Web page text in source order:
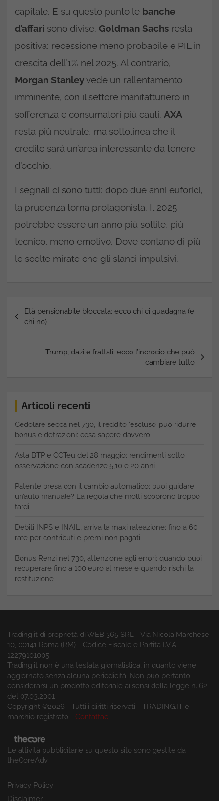
capitale. E su questo punto le banche
d’affari sono divise. Goldman Sachs resta
positiva: recessione meno probabile e PIL in
crescita dell’1% nel 2025. Al contrario,
Morgan Stanleyvede un rallentamento
imminente, con il settore manifatturiero in
sofferenza e consumatori più cauti. AXA
resta più neutrale, ma sottolinea che il
credito sarà un’area interessante da tenere
d’occhio.
I segnali ci sono tutti: dopo due anni euforici,
la prudenza torna protagonista. Il 2025
potrebbe essere un anno più sottile, più
tecnico, meno emotivo. Dove contano di più
le scelte mirate che gli slanci impulsivi.
articoli
Età pensionabile bloccata: ecco chi ci guadagna (e
chi no)
Trump, dazi e frattali: ecco l’incrocio che può
cambiare tutto
Articoli recenti
Cedolare secca nel 730, il reddito ‘escluso’ può ridurre
bonus e detrazioni: cosa sapere davvero
Asta BTP e CCTeu del 28 maggio: rendimenti sotto
osservazione con scadenze 5,10 e 20 anni
Patente presa con il cambio automatico: puoi guidare
un’auto manuale? La regola che molti scoprono troppo
tardi
Debiti INPS e INAIL, arriva la maxi rateazione: fino a 60
rate per contributi e premi non pagati
Bonus Renzi nel 730, attenzione agli errori: quando puoi
recuperare fino a 100 euro al mese e quando rischi la
restituzione
Trading.it di proprietà di WEB 365 SRL - Via Nicola Marchese
10, 00141 Roma (RM) - Codice Fiscale e Partita I.V.A.
12279101005
Trading.it non è una testata giornalistica, in quanto viene
aggiornato senza alcuna periodicità. Non può pertanto
considerarsi un prodotto editoriale ai sensi della legge n. 62
del 07.03.2001
Copyright ©2026 - Tutti i diritti riservati - TRADING.IT è
marchio registrato - Contattaci
Le attività pubblicitarie su questo sito sono gestite da
theCoreAdv
Privacy Policy
Disclaimer